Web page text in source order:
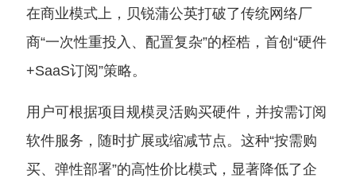
在商业模式上，贝锐蒲公英打破了传统网络厂
商“一次性重投入、配置复杂”的桎梏，首创“硬件
+SaaS订阅”策略。
用户可根据项目规模灵活购买硬件，并按需订阅
软件服务，随时扩展或缩减节点。这种“按需购
买、弹性部署”的高性价比模式，显著降低了企